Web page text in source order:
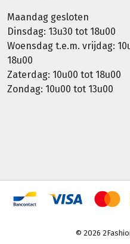
Maandag gesloten
Dinsdag: 13u30 tot 18u00
Woensdag t.e.m. vrijdag:
18u00
Zaterdag: 10u00 tot 18u00
Zondag: 10u00 tot 13u00
© 2026